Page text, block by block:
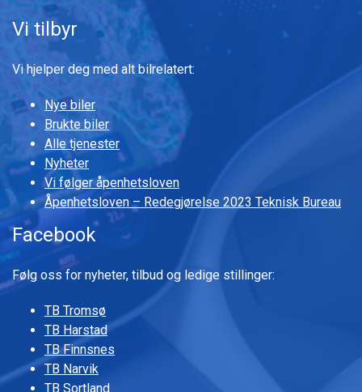
Vi tilbyr
Vi hjelper deg med alt bilrelatert:
Nye biler
Brukte biler
Alle tjenester
Nyheter
Vi følger åpenhetsloven
Åpenhetsloven – Redegjørelse 2023 Teknisk Bureau
Facebook
Følg oss for nyheter, tilbud og ledige stillinger:
TB Tromsø
TB Harstad
TB Finnsnes
TB Narvik
TB Sortland